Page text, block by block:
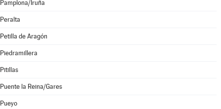
Pamplona/Iruña
Peralta
Petilla de Aragón
Piedramillera
Pitillas
Puente la Reina/Gares
Pueyo